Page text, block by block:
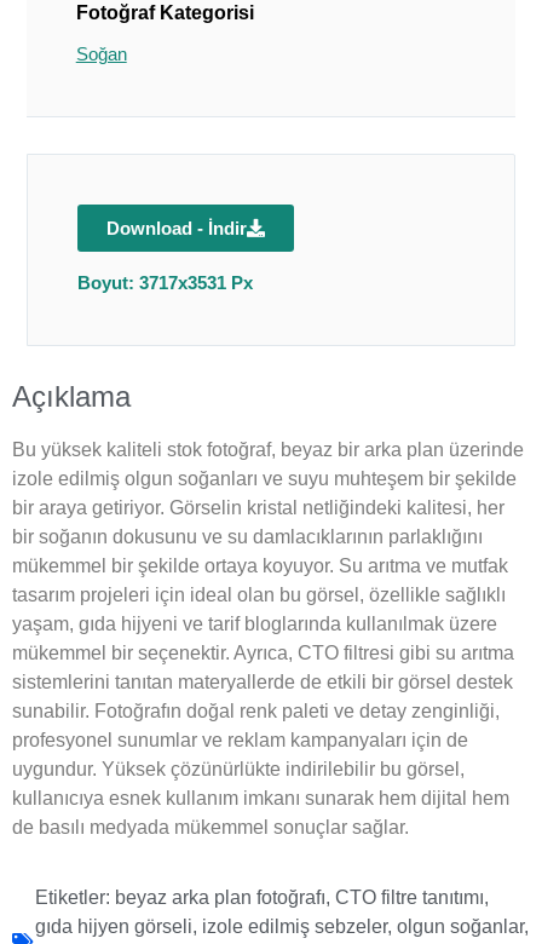
Fotoğraf Kategorisi
Soğan
Download - İndir
Boyut: 3717x3531 Px
Açıklama
Bu yüksek kaliteli stok fotoğraf, beyaz bir arka plan üzerinde
izole edilmiş olgun soğanları ve suyu muhteşem bir şekilde
bir araya getiriyor. Görselin kristal netliğindeki kalitesi, her
bir soğanın dokusunu ve su damlacıklarının parlaklığını
mükemmel bir şekilde ortaya koyuyor. Su arıtma ve mutfak
tasarım projeleri için ideal olan bu görsel, özellikle sağlıklı
yaşam, gıda hijyeni ve tarif bloglarında kullanılmak üzere
mükemmel bir seçenektir. Ayrıca, CTO filtresi gibi su arıtma
sistemlerini tanıtan materyallerde de etkili bir görsel destek
sunabilir. Fotoğrafın doğal renk paleti ve detay zenginliği,
profesyonel sunumlar ve reklam kampanyaları için de
uygundur. Yüksek çözünürlükte indirilebilir bu görsel,
kullanıcıya esnek kullanım imkanı sunarak hem dijital hem
de basılı medyada mükemmel sonuçlar sağlar.
Etiketler: beyaz arka plan fotoğrafı, CTO filtre tanıtımı,
gıda hijyen görseli, izole edilmiş sebzeler, olgun soğanlar,